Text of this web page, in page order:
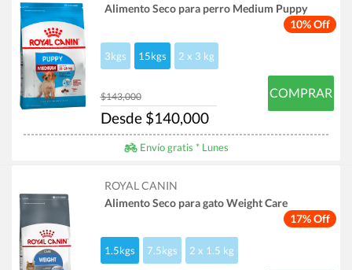
10% Off
Alimento Seco para perro Medium Puppy
3kgs 15kgs 2 x 3 kg
$143,000
Desde $140,000
COMPRAR
Envío gratis * Lunes
17% Off
ROYAL CANIN
Alimento Seco para gato Weight Care
1.5kgs 7.5kgs 2 x 1.5 kg